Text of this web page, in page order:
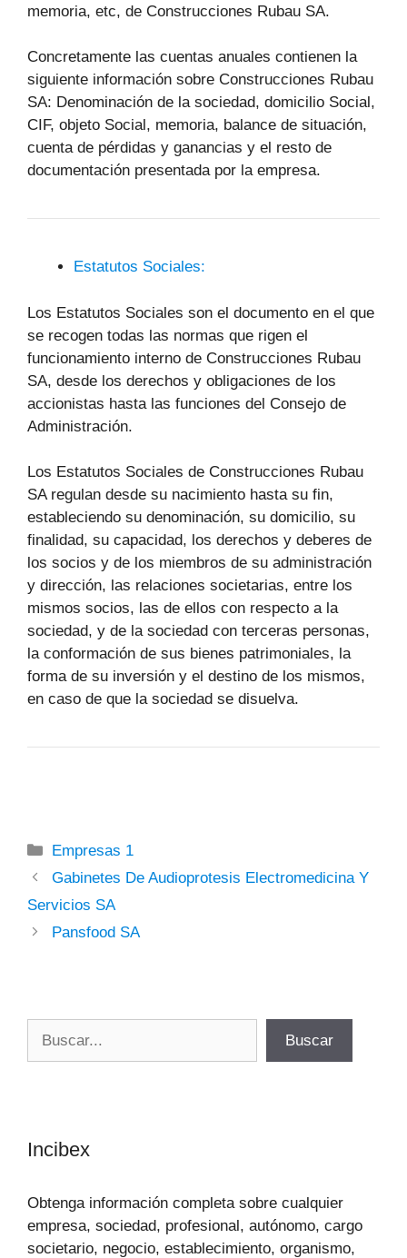
memoria, etc, de Construcciones Rubau SA.
Concretamente las cuentas anuales contienen la
siguiente información sobre Construcciones Rubau
SA: Denominación de la sociedad, domicilio Social,
CIF, objeto Social, memoria, balance de situación,
cuenta de pérdidas y ganancias y el resto de
documentación presentada por la empresa.
Estatutos Sociales:
Los Estatutos Sociales son el documento en el que
se recogen todas las normas que rigen el
funcionamiento interno de Construcciones Rubau
SA, desde los derechos y obligaciones de los
accionistas hasta las funciones del Consejo de
Administración.
Los Estatutos Sociales de Construcciones Rubau
SA regulan desde su nacimiento hasta su fin,
estableciendo su denominación, su domicilio, su
finalidad, su capacidad, los derechos y deberes de
los socios y de los miembros de su administración
y dirección, las relaciones societarias, entre los
mismos socios, las de ellos con respecto a la
sociedad, y de la sociedad con terceras personas,
la conformación de sus bienes patrimoniales, la
forma de su inversión y el destino de los mismos,
en caso de que la sociedad se disuelva.
Categorías
Empresas 1
Gabinetes De Audioprotesis Electromedicina Y
Servicios SA
Pansfood SA
Buscar
Incibex
Obtenga información completa sobre cualquier
empresa, sociedad, profesional, autónomo, cargo
societario, negocio, establecimiento, organismo,